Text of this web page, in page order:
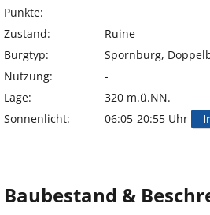
Punkte:
Zustand:
Ruine
Burgtyp:
Spornburg,
Nutzung:
-
Lage:
320 m.ü.NN.
Sonnenlicht:
06:05-20:55 Uhr
Baubestand &